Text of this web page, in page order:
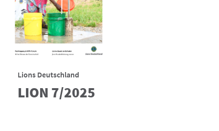
Lions Deutschland
LION 7/2025